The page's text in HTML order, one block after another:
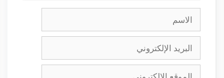
الاسم
البريد
الإلكتروني
الموقع